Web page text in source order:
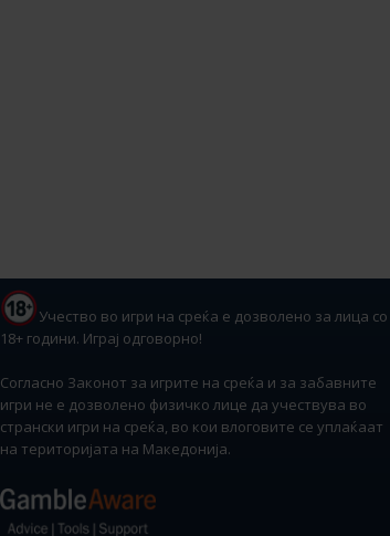
Учество во игри на среќа е дозволено за лица со
18+ години. Играј одговорно!
Согласно Законот за игрите на среќа и за забавните
игри не е дозволено физичко лице да учествува во
странски игри на среќа, во кои влоговите се уплаќаат
на територијата на Македонија.